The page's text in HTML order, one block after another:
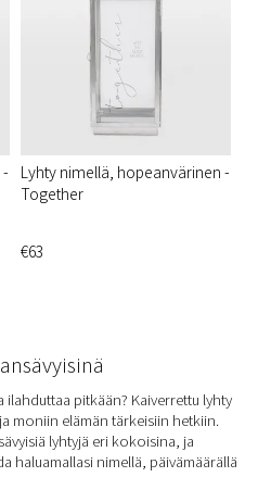
Lyhty nimellä, hopeanvärinen -
Together
€63
pitkään? Kaiverrettu lyhty
moniin elämän tärkeisiin hetkiin.
lyhtyjä eri kokoisina, ja
haluamallasi nimellä, päivämäärällä